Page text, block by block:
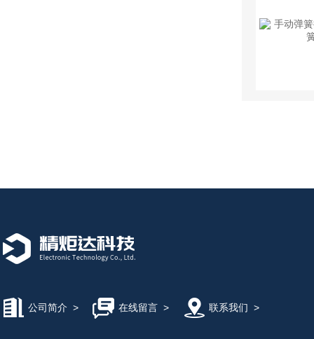
公司简介 > 在线留言> 联系我们 >